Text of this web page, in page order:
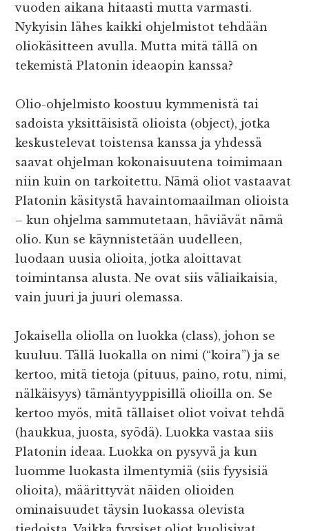
vuoden aikana hitaasti mutta varmasti.
Nykyisin lähes kaikki ohjelmistot tehdään
oliokäsitteen avulla. Mutta mitä tällä on
tekemistä Platonin ideaopin kanssa?
Olio-ohjelmisto koostuu kymmenistä tai
sadoista yksittäisistä olioista (object), jotka
keskustelevat toistensa kanssa ja yhdessä
saavat ohjelman kokonaisuutena toimimaan
niin kuin on tarkoitettu. Nämä oliot vastaavat
Platonin käsitystä havaintomaailman olioista
– kun ohjelma sammutetaan, häviävät nämä
olio. Kun se käynnistetään uudelleen,
luodaan uusia olioita, jotka aloittavat
toimintansa alusta. Ne ovat siis väliaikaisia,
vain juuri ja juuri olemassa.
Jokaisella oliolla on luokka (class), johon se
kuuluu. Tällä luokalla on nimi (“koira”) ja se
kertoo, mitä tietoja (pituus, paino, rotu, nimi,
nälkäisyys) tämäntyyppisillä olioilla on. Se
kertoo myös, mitä tällaiset oliot voivat tehdä
(haukkua, juosta, syödä). Luokka vastaa siis
Platonin ideaa. Luokka on pysyvä ja kun
luomme luokasta ilmentymiä (siis fyysisiä
olioita), määrittyvät näiden olioiden
ominaisuudet täysin luokassa olevista